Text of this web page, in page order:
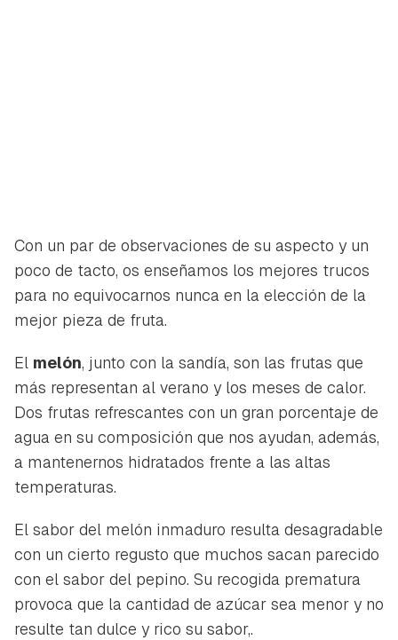
Con un par de observaciones de su aspecto y un
poco de tacto, os enseñamos los mejores trucos
para no equivocarnos nunca en la elección de la
mejor pieza de fruta.
El melón, junto con la sandía, son las frutas que
más representan al verano y los meses de calor.
Dos frutas refrescantes con un gran porcentaje de
agua en su composición que nos ayudan, además,
a mantenernos hidratados frente a las altas
temperaturas.
El sabor del melón inmaduro resulta desagradable
con un cierto regusto que muchos sacan parecido
con el sabor del pepino. Su recogida prematura
provoca que la cantidad de azúcar sea menor y no
resulte tan dulce y rico su sabor,.